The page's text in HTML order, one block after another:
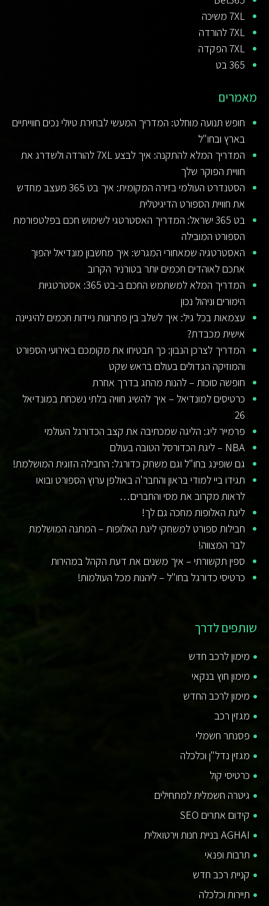
7XL משיכה
7XL להורדה
7XL הפקדה
365 בט
מאמרים
חופש תנועה מוחלט: המדריך המעשי לבחירת טיולי נכים חווייתיים
בארץ ובחו"ל
המדריך המלא להתקנה: איך לבצע 7XL להורדה ולשדרג את
חוויית הפוקר שלך
הסטנדרט העולמי בזירה המקומית: איך בט 365 מעצב מחדש
את חוויית הספורט הדיגיטלית
בט 365 ישראל: המדריך האסטרטגי לשימוש חכם בפלטפורמת
הספורט המובילה
האסטרטגיה שמאחורי המגרש: איך מחשבון מונדיאל יהפוך
אתכם לאוהדים חכמים יותר בטורניר הקרוב
המדריך המלא למשתמש החכם ב-בט 365: אסטרטגיות
הימורים וניהול נכון
עצמאות בכל גיל: איך לשלב בין פתרונות ניידות חכמים להיגיינה
אישית מכבדת?
המדריך לצרכן הנבון: כך תבטיחו את מקומכם באירועי הספורט
והמוזיקה הגדולים בעולם בראש שקט
חופשה סוכות – להנות מהחג בדרך אחרת
כרטיסים למונדיאל – איך להשיג חוויה בלתי נשכחת במונדיאל
26
פרמייר ליג: הליגה שמכתיבה את קצב הכדורגל העולמי
NBA – ליגת הכדורסל הטובה בעולם
גם שופינג בחו"ל וגם משחק כדורגל: החבילה הזוגית המושלמת!
תגידו ביי למודי בראון והחבר'ה באולפן ערוץ הספורט ובואו
לראות מקרוב את מסי והחברים…
ליגת האלופות מחכה גם לך!
חבילות ספורט למשחקי ליגת האלופות – המתנה המושלמת
לבר המצווה!
ספין תקשורתי – איך משנים את דעת הקהל במהירות
כרטיסי כדורגל בחו"ל – ליהנות מכל העולמות!
שותפים לדרך
מימון לרכב חדש
מימון חוץ בנקאי
מימון לרכב החדש
מגזין רכב
פסנתר חשמלי
מגזין נדל"ן וכלכלה
כרטיסי קול
גיטרה חשמלית למתחילים
קידום אתרים SEO
AGHAI בניית חנות וירטואלית
תרבות ופנאי
קניית רכב חדש
תיירות וכלכלה